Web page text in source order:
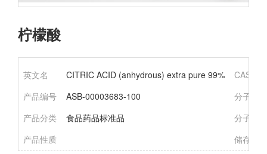
柠檬酸
英文名 CITRIC ACID (anhydrous) extra pure 99%
CAS号
产品编号
ASB-00003683-100
分子式
产品分类
食品药品标准品
分子量
产品性质
储存条件